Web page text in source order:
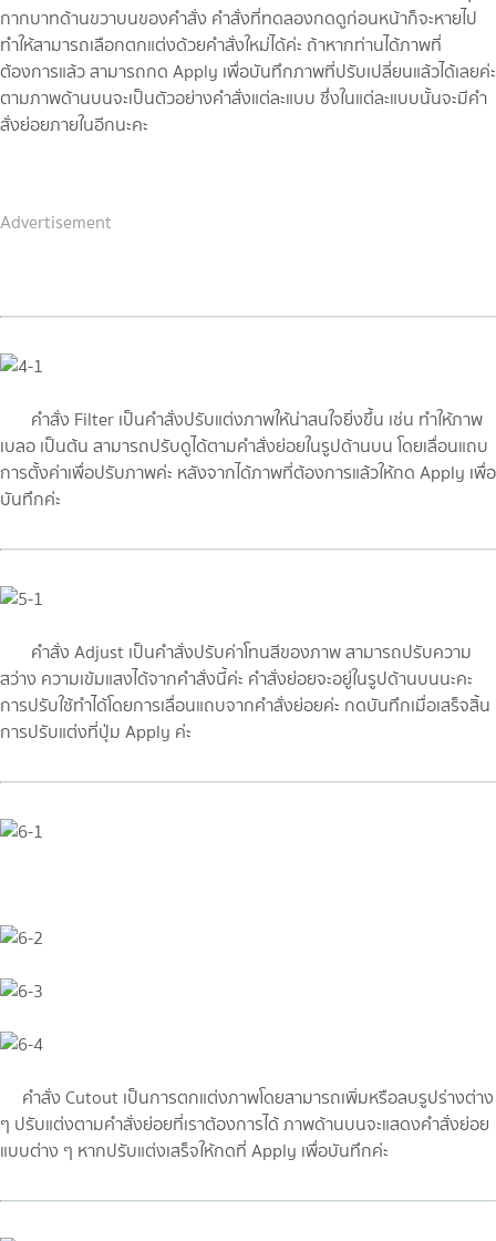
กากบาทด้านขวาบนของคำสั่ง คำสั่งที่ทดลองกดดูก่อนหน้าก็จะหายไป
ทำให้สามารถเลือกตกแต่งด้วยคำสั่งใหม่ได้ค่ะ ถ้าหากท่านได้ภาพที่
ต้องการแล้ว สามารถกด Apply เพื่อบันทึกภาพที่ปรับเปลี่ยนแล้วได้เลยค่ะ
ตามภาพด้านบนจะเป็นตัวอย่างคำสั่งแต่ละแบบ ซึ่งในแต่ละแบบนั้นจะมีคำ
สั่งย่อยภายในอีกนะคะ
Advertisement
คำสั่ง Filter เป็นคำสั่งปรับแต่งภาพให้น่าสนใจยิ่งขึ้น เช่น ทำให้ภาพ
เบลอ เป็นต้น สามารถปรับดูได้ตามคำสั่งย่อยในรูปด้านบน โดยเลื่อนแถบ
การตั้งค่าเพื่อปรับภาพค่ะ หลังจากได้ภาพที่ต้องการแล้วให้กด Apply เพื่อ
บันทึกค่ะ
คำสั่ง Adjust เป็นคำสั่งปรับค่าโทนสีของภาพ สามารถปรับความ
สว่าง ความเข้มแสงได้จากคำสั่งนี้ค่ะ คำสั่งย่อยจะอยู่ในรูปด้านบนนะคะ
การปรับใช้ทำได้โดยการเลื่อนแถบจากคำสั่งย่อยค่ะ กดบันทึกเมื่อเสร็จสิ้น
การปรับแต่งที่ปุ่ม Apply ค่ะ
คำสั่ง Cutout เป็นการตกแต่งภาพโดยสามารถเพิ่มหรือลบรูปร่างต่าง
ๆ ปรับแต่งตามคำสั่งย่อยที่เราต้องการได้ ภาพด้านบนจะแสดงคำสั่งย่อย
แบบต่าง ๆ หากปรับแต่งเสร็จให้กดที่ Apply เพื่อบันทึกค่ะ